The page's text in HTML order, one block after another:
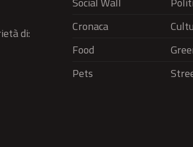
di:
Cronaca
Food
Pets